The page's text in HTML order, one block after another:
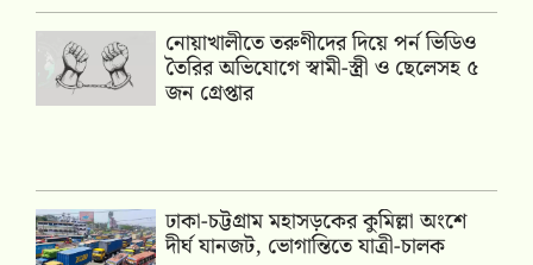
নোয়াখালীতে তরুণীদের দিয়ে পর্ন ভিডিও
তৈরির অভিযোগে স্বামী-স্ত্রী ও ছেলেসহ ৫
জন গ্রেপ্তার
ঢাকা-চট্টগ্রাম মহাসড়কের কুমিল্লা অংশে
দীর্ঘ যানজট, ভোগান্তিতে যাত্রী-চালক